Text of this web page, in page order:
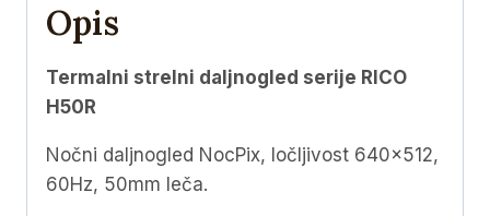
Opis
Termalni strelni daljnogled serije RICO
H50R
Nočni daljnogled NocPix, ločljivost 640×512,
60Hz, 50mm leča.